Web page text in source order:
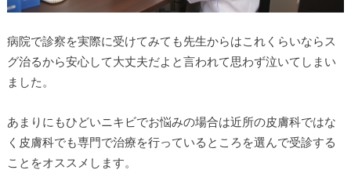
病院で診察を実際に受けてみても先生からはこれくらいならス
グ治るから安心して大丈夫だよと言われて思わず泣いてしまい
ました。
あまりにもひどいニキビでお悩みの場合は近所の皮膚科ではな
く皮膚科でも専門で治療を行っているところを選んで受診する
ことをオススメします。